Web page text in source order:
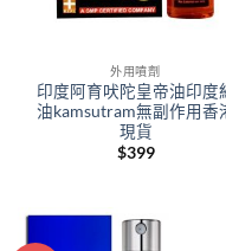
外用噴劑
印度阿育吠陀皇帝油印度
油kamsutram無副作用香
現貨
$399